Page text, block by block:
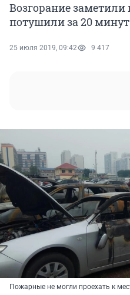
Возгорание заметили
потушили за 20 минут
25 июля 2019, 09:42 9 417
Пожарные не могли проехать к